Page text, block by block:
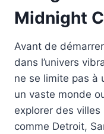
Midnight
Avant de
dans l’univers
ne se limite pas à
un vaste monde
explorer des
comme Detroit,